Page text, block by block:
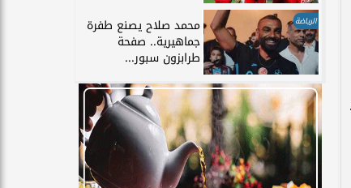
الرياضة محمد صلاح يصنع طفرة
جماهيرية.. صفحة
طرابزون سبور...